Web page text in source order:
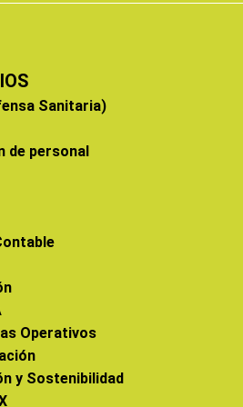
Sanitaria)
de personal
Operativos
y Sostenibilidad